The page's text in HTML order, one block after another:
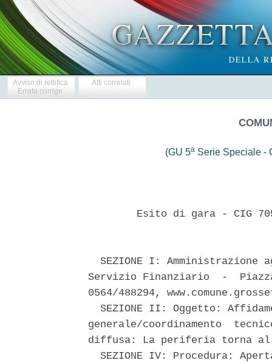
Avviso di rettifica
Errata corrige
Atti correlati
(GU 5a Serie Speciale -
Esito di gara - CIG
SEZIONE I: Amministrazione
Servizio Finanziario  -
0564/488294,
SEZIONE II: Oggetto:
generale/coordinamento
diffusa: La periferia torna
SEZIONE IV: Procedura: